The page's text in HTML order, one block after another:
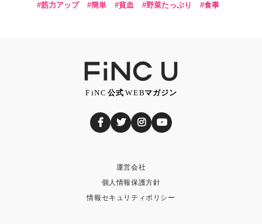
筋力アップ
簡単 貧血 野菜たっぷり 食事
運営会社
個人情報保護方針
情報セキュリティポリシー